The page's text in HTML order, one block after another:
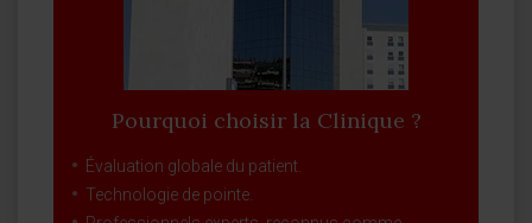
Pourquoi choisir la Clinique ?
Évaluation globale du patient.
Technologie de pointe.